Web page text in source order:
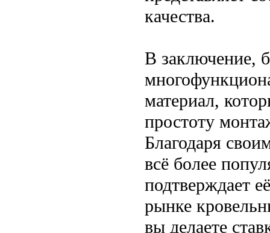
качества.
В заключение,
материал,
простоту
Благодаря
всё более
подтверждает
рынке
вы делаете